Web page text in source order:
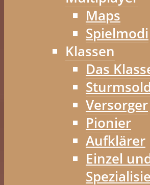
Maps
Spielmodi
Klassen
Das
Versorger
Pionier
Aufklärer
Einzel